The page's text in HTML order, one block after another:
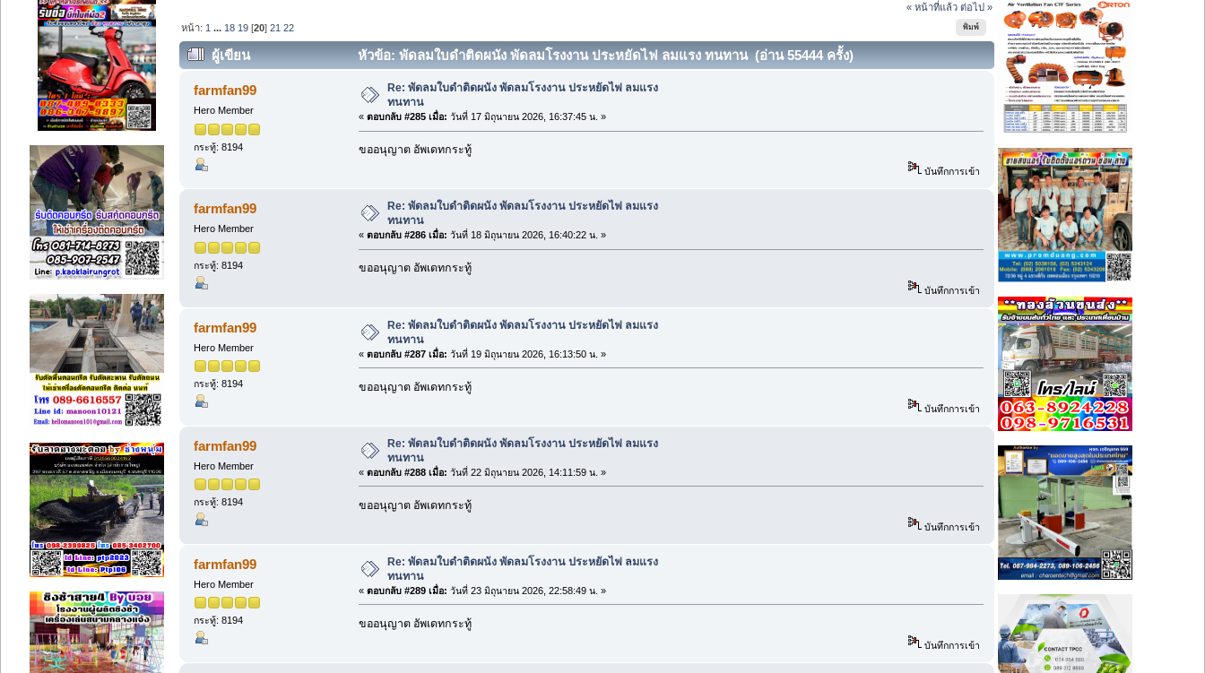
« หน้าที่แล้ว ต่อไป »
พิมพ์
หน้า: 1 ... 18 19 [20]21 22
ผู้เขียน หัวข้อ: พัดลมใบดำติดผนัง พัดลมโรงงาน ประหยัดไฟ ลมแรง ทนทาน (อ่าน 55444 ครั้ง)
farmfan99
Hero Member
กระทู้: 8194
Re: พัดลมใบดำติดผนัง พัดลมโรงงาน ประหยัดไฟ ลมแรง
ทนทาน
« ตอบกลับ #285 เมื่อ: วันที่ 17 มิถุนายน 2026, 16:37:45 น. »
ขออนุญาต อัพเดทกระทู้
บันทึกการเข้า
farmfan99
Hero Member
กระทู้: 8194
Re: พัดลมใบดำติดผนัง พัดลมโรงงาน ประหยัดไฟ ลมแรง
ทนทาน
« ตอบกลับ #286 เมื่อ: วันที่ 18 มิถุนายน 2026, 16:40:22 น. »
ขออนุญาต อัพเดทกระทู้
บันทึกการเข้า
farmfan99
Hero Member
กระทู้: 8194
Re: พัดลมใบดำติดผนัง พัดลมโรงงาน ประหยัดไฟ ลมแรง
ทนทาน
« ตอบกลับ #287 เมื่อ: วันที่ 19 มิถุนายน 2026, 16:13:50 น. »
ขออนุญาต อัพเดทกระทู้
บันทึกการเข้า
farmfan99
Hero Member
กระทู้: 8194
Re: พัดลมใบดำติดผนัง พัดลมโรงงาน ประหยัดไฟ ลมแรง
ทนทาน
« ตอบกลับ #288 เมื่อ: วันที่ 22 มิถุนายน 2026, 14:11:59 น. »
ขออนุญาต อัพเดทกระทู้
บันทึกการเข้า
farmfan99
Hero Member
กระทู้: 8194
Re: พัดลมใบดำติดผนัง พัดลมโรงงาน ประหยัดไฟ ลมแรง
ทนทาน
« ตอบกลับ #289 เมื่อ: วันที่ 23 มิถุนายน 2026, 22:58:49 น. »
ขออนุญาต อัพเดทกระทู้
บันทึกการเข้า